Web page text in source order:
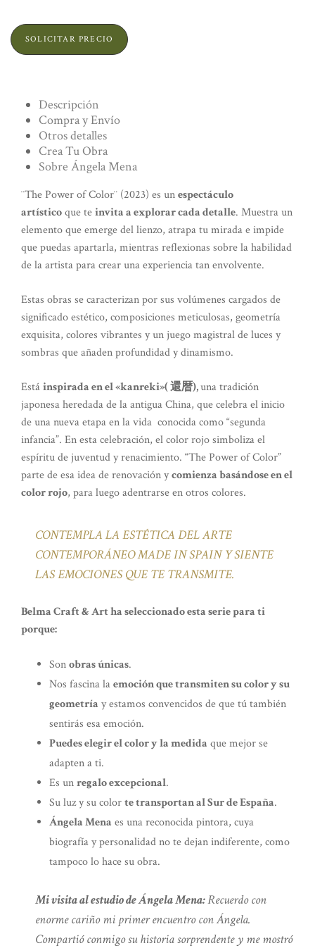
SOLICITAR PRECIO
Descripción
Compra y Envío
Otros detalles
Crea Tu Obra
Sobre Ángela Mena
¨The Power of Color¨ (2023) es unespectáculo
artísticoque teinvita a explorar cada detalle. Muestra un
elemento que emerge del lienzo, atrapa tu mirada e impide
que puedas apartarla, mientras reflexionas sobre la habilidad
de la artista para crear una experiencia tan envolvente.
Estas obras se caracterizan por sus volúmenes cargados de
significado estético, composiciones meticulosas, geometría
exquisita, colores vibrantes y un juego magistral de luces y
sombras que añaden profundidad y dinamismo.
Estáinspirada en el «kanreki»( 還暦),una tradición
japonesa heredada de la antigua China, que celebra el inicio
de una nueva etapa en la vida conocida como “segunda
infancia”. En esta celebración, el color rojo simboliza el
espíritu de juventud y renacimiento. “The Power of Color”
parte de esa idea de renovación ycomienza basándose en el
color rojo, para luego adentrarse en otros colores.
CONTEMPLA LA ESTÉTICA DEL ARTE
CONTEMPORÁNEO MADE IN SPAIN Y SIENTE
LAS EMOCIONES QUE TE TRANSMITE.
Belma Craft & Art ha seleccionado esta serie para ti
porque:
Sonobras únicas.
Nos fascina laemoción que transmiten su color y su
geometría y estamos convencidos de que tú también
sentirás esa emoción.
Puedes elegir el color y la medida que mejor se
adapten a ti.
Es unregalo excepcional.
Su luz y su colorte transportan al Sur de España.
Ángela Mena es una reconocida pintora, cuya
biografía y personalidad no te dejan indiferente, como
tampoco lo hace su obra.
Mi visita al estudio de Ángela Mena:Recuerdo con
enorme cariño mi primer encuentro con Ángela.
Compartió conmigo su historia sorprendente y me mostró